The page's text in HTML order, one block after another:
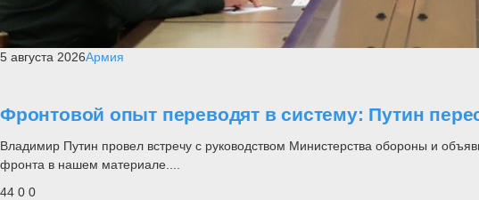
5 августа 2026Армия
Фронтовой опыт переводят в систему: Путин
Владимир Путин провел встречу с руководством Министерства обороны и
фронта в нашем материале....
44 0 0